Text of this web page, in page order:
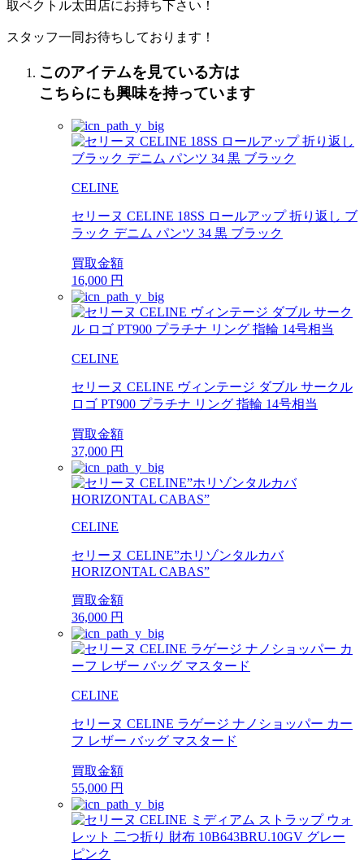
取ベクトル太田店にお持ち下さい！
スタッフ一同お待ちしております！
このアイテムを見ている方は
こちらにも興味を持っています
CELINE
セリーヌ CELINE 18SS ロールアップ 折り返し ブ
ラック デニム パンツ 34 黒 ブラック
買取金額
16,000 円
CELINE
セリーヌ CELINE ヴィンテージ ダブル サークル
ロゴ PT900 プラチナ リング 指輪 14号相当
買取金額
37,000 円
CELINE
セリーヌ CELINE”ホリゾンタルカバ
HORIZONTAL CABAS”
買取金額
36,000 円
CELINE
セリーヌ CELINE ラゲージ ナノショッパー カー
フ レザー バッグ マスタード
買取金額
55,000 円